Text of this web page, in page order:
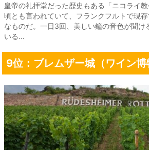
皇帝の礼拝堂だった歴史もある「ニコライ
頃とも言われていて、フランクフルトで現
なものだ。一日3回、美しい鐘の音色が聞け
いる…
9位：ブレムザー城（ワイン博